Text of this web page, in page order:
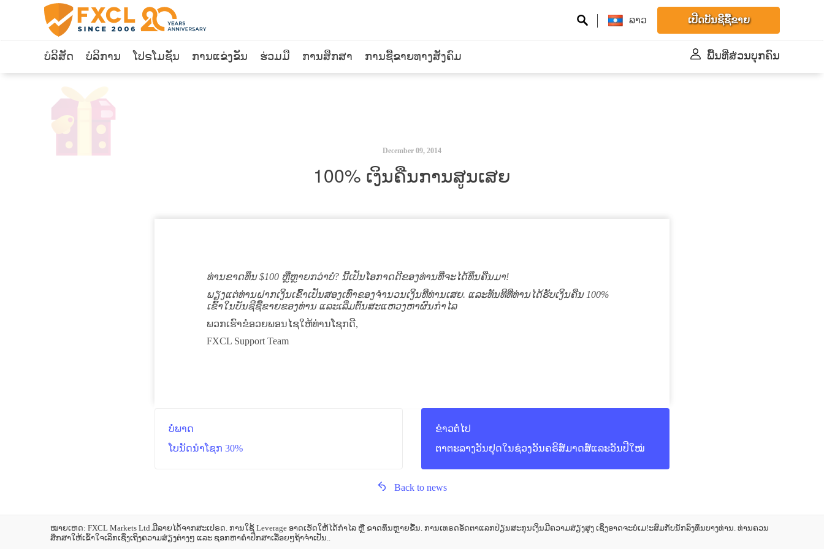
ລາວ ເປີດບັນຊີຊື້ຂາຍ
ບໍລິສັດ ບໍລິການ ໂປຣໂມຊັ່ນ ການແຂ່ງຂັນ ຮ່ວມມື ການສຶກສາ ການຊື້ຂາຍທາງສັງຄົມ ພື້້ນທີ່ສ່ວນບຸກຄົນ
December 09, 2014
100% ເງິນຄືນການສູນເສຍ
ທ່ານຂາດທຶນ$100 ຫຼືຫຼາຍກວ່າບໍ? ນີ້ເປັນໂອກາດດີຂອງທ່ານທີ່ຈະໄດ້ທຶນຄືນມາ!
ພຽງແຕ່ທ່ານຝາກເງິນເຂົ້າເປັນສອງເທົ່າຂອງຈຳນວນເງິນທີ່ທ່ານເສຍ. ແລະທັນທີທີ່ທ່ານໄດ້ຮັບເງິນຄືນ 100%
ເຂົ້າໃນບັນຊີຊື້ຂາຍຂອງທ່ານ ແລະເລີ່ມຕົ້ນສະແຫວງຫາຜົນກຳໄລ
ພວກເຮົາຂໍອວຍພອນໄຊໃຫ້ທ່ານໂຊກດີ,
FXCL Support Team
ບໍ່ພາດ
ໂບນັດນຳໂຊກ 30%
ຂ່າວຕໍ່ໄປ
ຕາຕະລາງວັນຢຸດໃນຊ່ວງວັນຄຣິສ໌ມາດສ໌ແລະວັນປີໃໝ່
Back to news
ໝາຍເຫດ: FXCL Markets Ltd.ມີລາຍໄດ້ຈາກສະເປຣດ. ການໃຊ້ Leverage ອາດເຮັດໃຫ້ໄດ້ກຳໄລ ຫຼື ຂາດທຶນຫຼາຍຂື້ນ. ການເທຣດອັດຕາແລກປ່ຽນສະກຸນເງິນມີຄວາມສ່ຽງສູງ ເຊິ່ງອາດຈະບໍ່ເມ!ະສົມກັບນັກລົງທຶນບາງທ່ານ. ທ່ານຄວນ
ສຶກສາໃຫ້ເຂົ້າໃຈເລິກເຊິ່ງເຖິງຄວາມສ່ຽງຕ່າງໆ ແລະ ຊອກຫາຄຳປຶກສາເລື້ອຍໆຖ້າຈຳເປັນ..